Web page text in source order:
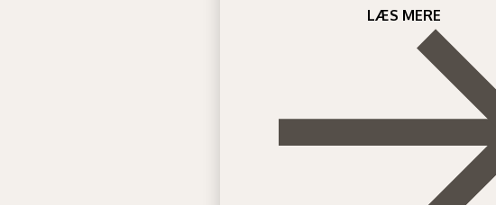
LÆS MERE